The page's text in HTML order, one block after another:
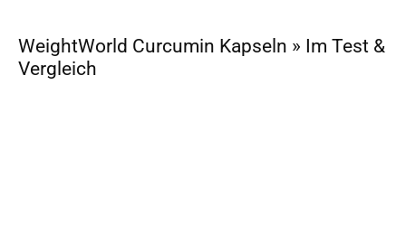
WeightWorld Curcumin Kapseln » Im Test &
Vergleich